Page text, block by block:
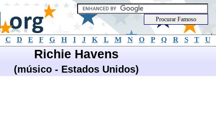
C D E F G H I J K L M N O P Q R S T U
Richie Havens
(músico - Estados Unidos)